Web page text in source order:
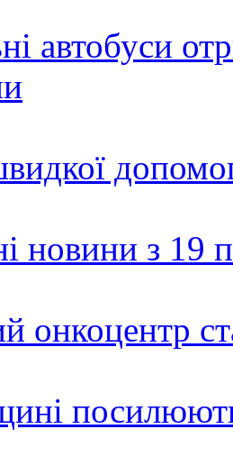
автобуси
новини з 19
онкоцентр